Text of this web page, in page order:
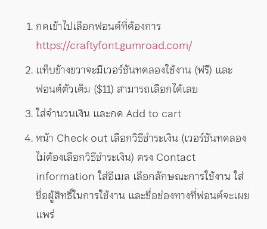
กดเข้าไปเลือกฟอนต์ที่ต้องการ
https://craftyfont.gumroad.com/
แท็บข้างขวาจะมีเวอร์ชันทดลองใช้งาน (ฟรี) และ
ฟอนต์ตัวเต็ม ($11) สามารถเลือกได้เลย
ใส่จำนวนเงิน และกด Add to cart
หน้า Check out เลือกวิธีชำระเงิน (เวอร์ชันทดลอง
ไม่ต้องเลือกวิธีชำระเงิน) ตรง Contact
information ใส่อีเมล เลือกลักษณะการใช้งาน ใส่
ชื่อผู้สิทธิ์ในการใช้งาน และชื่อช่องทางที่ฟอนต์จะเผย
แพร่